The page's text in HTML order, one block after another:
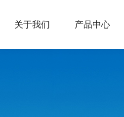
关于我们 产品中心